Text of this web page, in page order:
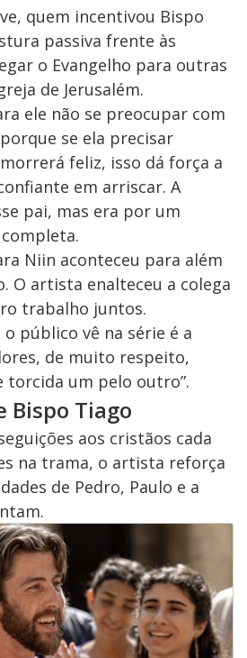
quem incentivou Bispo
passiva frente às
o Evangelho para outras
de Jerusalém.
ele não se preocupar com
se ela precisar
feliz, isso dá força a
em arriscar. A
pai, mas era por um
Niin aconteceu para além
O artista enalteceu a colega
trabalho juntos.
o público vê na série é a
de muito respeito,
torcida um pelo outro”.
Bispo Tiago
aos cristãos cada
na trama, o artista reforça
de Pedro, Paulo e a